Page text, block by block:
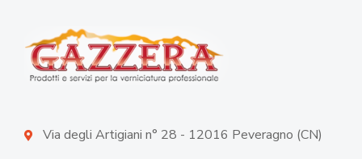
Via degli Artigiani n° 28 - 12016 Peveragno (CN)